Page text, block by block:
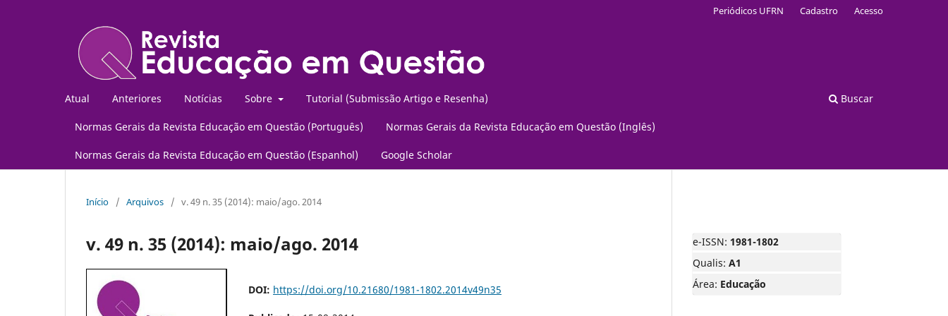
Atual Anteriores Notícias Sobre Tutorial (Submissão Artigo e Resenha)
Normas Gerais da Revista Educação em Questão (Português) Normas Gerais da Revista Educação em Questão (Inglês)
Normas Gerais da Revista Educação em Questão (Espanhol) Google Scholar
Buscar
Periódicos UFRN Cadastro Acesso
Início / Arquivos / v. 49 n. 35 (2014): maio/ago. 2014
v. 49 n. 35 (2014): maio/ago. 2014
DOI: https://doi.org/10.21680/1981-1802.2014v49n35
e-ISSN: 1981-1802
Qualis: A1
Área: Educação